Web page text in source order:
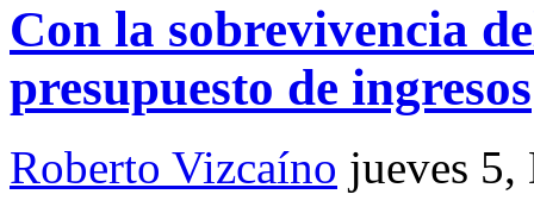
Con la sobrevivencia
presupuesto de ingresos
Roberto Vizcaíno jueves